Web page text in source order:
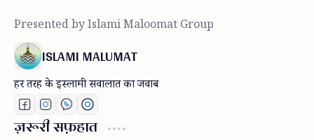
ISLAMI MALUMAT
हर तरह के इस्लामी सवालात का जवाब
ज़रूरी सफ़हात